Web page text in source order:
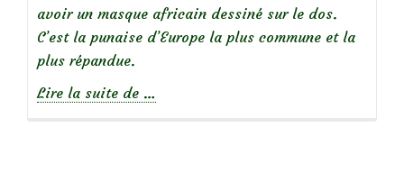
avoir un masque africain dessiné sur le dos.
C’est la punaise d’Europe la plus commune et la
plus répandue.
Lire la suite de à
…